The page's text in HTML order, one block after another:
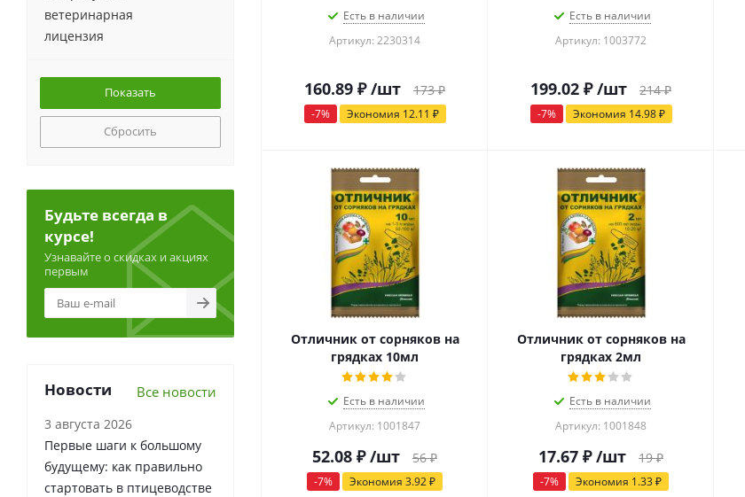
Есть в наличии
Артикул: 2230314
160.89 ₽ /шт 173₽
-7% Экономия 12.11 ₽
Есть в наличии
Артикул: 1003772
199.02 ₽ /шт 214₽
-7% Экономия 14.98₽
Отличник от сорняков на
грядках 10мл
Есть в наличии
Артикул: 1001847
52.08 ₽ /шт 56₽
-7% Экономия 3.92₽
Отличник от сорняков на
грядках 2мл
Есть в наличии
Артикул: 1001848
17.67 ₽ /шт 19₽
-7% Экономия 1.33₽
ветеринарная
лицензия
Сбросить
Будьте всегда в
курсе!
Узнавайте о скидках и акциях
первым
Новости Все новости
3 августа 2026
Первые шаги к большому
будущему: как правильно
стартовать в птицеводстве